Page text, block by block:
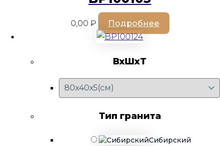
0,00 ₽ Подробнее
Тип гранита
Сибирский
ВхШхТ